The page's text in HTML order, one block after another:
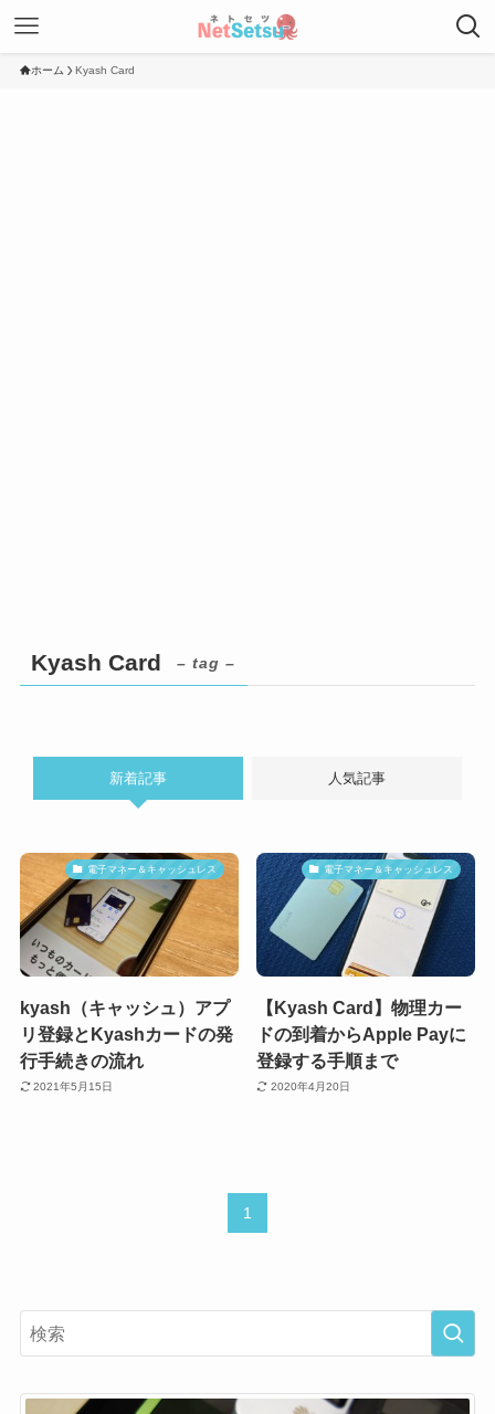
ホーム Kyash Card
Kyash Card – tag –
新着記事 人気記事
電子マネー＆キャッシュレス
kyash（キャッシュ）アプ
リ登録とKyashカードの発
行手続きの流れ
2021年5月15日
電子マネー＆キャッシュレス
【Kyash Card】物理カー
ドの到着からApple Payに
登録する手順まで
2020年4月20日
1